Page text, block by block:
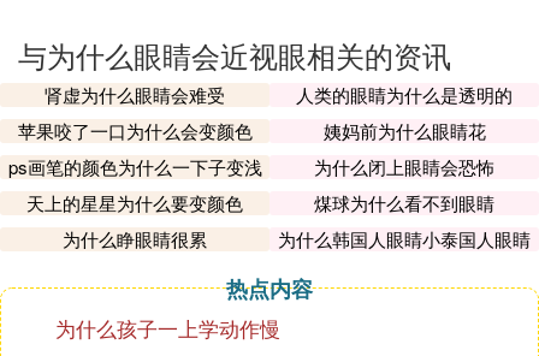
Ⅲ 眼睛为什么会近视呢
他是由于长时间坐姿不正导致山体向前倾斜久而久之
眼睛的光线视线会跟着改变导致的近视 人不管再好
的眼睛也有15度近视左右 改变他的习惯 配一副好的
眼镜 帮着他矫正一下吧 希望采纳 谢谢
Ⅳ 眼睛为什么会近视，
近视的成因比较复杂，影响因素也很多，主要的因素
与为什么眼睛会近视眼相关的资讯
肾虚为什么眼睛会难受
人类的眼睛为什么是透明的
苹果咬了一口为什么会变颜色
姨妈前为什么眼睛花
ps画笔的颜色为什么一下子变浅
了
为什么闭上眼睛会恐怖
天上的星星为什么要变颜色
煤球为什么看不到眼睛
为什么睁眼睛很累
为什么韩国人眼睛小泰国人眼睛
热点内容
为什么孩子一上学动作慢